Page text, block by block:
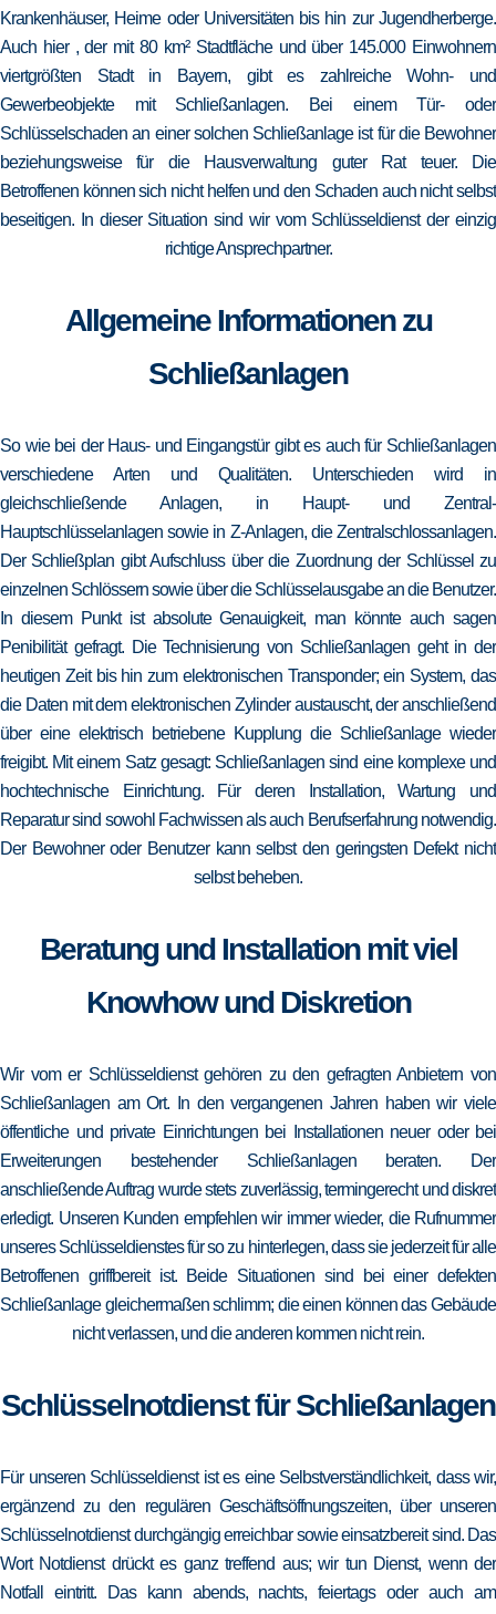
Krankenhäuser, Heime oder Universitäten bis hin zur Jugendherberge.
Auch hier , der mit 80 km² Stadtfläche und über 145.000 Einwohnern
viertgrößten Stadt in Bayern, gibt es zahlreiche Wohn- und
Gewerbeobjekte mit Schließanlagen. Bei einem Tür- oder
Schlüsselschaden an einer solchen Schließanlage ist für die Bewohner
beziehungsweise für die Hausverwaltung guter Rat teuer. Die
Betroffenen können sich nicht helfen und den Schaden auch nicht selbst
beseitigen. In dieser Situation sind wir vom Schlüsseldienst der einzig
richtige Ansprechpartner.
Allgemeine Informationen zu
Schließanlagen
So wie bei der Haus- und Eingangstür gibt es auch für Schließanlagen
verschiedene Arten und Qualitäten. Unterschieden wird in
gleichschließende Anlagen, in Haupt- und Zentral-
Hauptschlüsselanlagen sowie in Z-Anlagen, die Zentralschlossanlagen.
Der Schließplan gibt Aufschluss über die Zuordnung der Schlüssel zu
einzelnen Schlössern sowie über die Schlüsselausgabe an die Benutzer.
In diesem Punkt ist absolute Genauigkeit, man könnte auch sagen
Penibilität gefragt. Die Technisierung von Schließanlagen geht in der
heutigen Zeit bis hin zum elektronischen Transponder; ein System, das
die Daten mit dem elektronischen Zylinder austauscht, der anschließend
über eine elektrisch betriebene Kupplung die Schließanlage wieder
freigibt. Mit einem Satz gesagt: Schließanlagen sind eine komplexe und
hochtechnische Einrichtung. Für deren Installation, Wartung und
Reparatur sind sowohl Fachwissen als auch Berufserfahrung notwendig.
Der Bewohner oder Benutzer kann selbst den geringsten Defekt nicht
selbst beheben.
Beratung und Installation mit viel
Knowhow und Diskretion
Wir vom er Schlüsseldienst gehören zu den gefragten Anbietern von
Schließanlagen am Ort. In den vergangenen Jahren haben wir viele
öffentliche und private Einrichtungen bei Installationen neuer oder bei
Erweiterungen bestehender Schließanlagen beraten. Der
anschließende Auftrag wurde stets zuverlässig, termingerecht und diskret
erledigt. Unseren Kunden empfehlen wir immer wieder, die Rufnummer
unseres Schlüsseldienstes für so zu hinterlegen, dass sie jederzeit für alle
Betroffenen griffbereit ist. Beide Situationen sind bei einer defekten
Schließanlage gleichermaßen schlimm; die einen können das Gebäude
nicht verlassen, und die anderen kommen nicht rein.
Schlüsselnotdienst für Schließanlagen
Für unseren Schlüsseldienst ist es eine Selbstverständlichkeit, dass wir,
ergänzend zu den regulären Geschäftsöffnungszeiten, über unseren
Schlüsselnotdienst durchgängig erreichbar sowie einsatzbereit sind. Das
Wort Notdienst drückt es ganz treffend aus; wir tun Dienst, wenn der
Notfall eintritt. Das kann abends, nachts, feiertags oder auch am